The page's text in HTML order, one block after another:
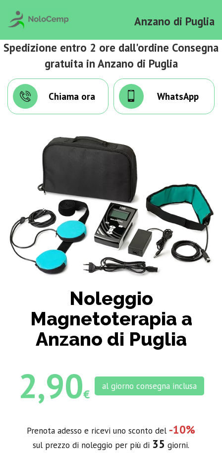
Anzano di Puglia
Spedizione entro 2 ore dall'ordine Consegna
gratuita in Anzano di Puglia
Chiama ora WhatsApp
Noleggio
Magnetoterapia a
Anzano di Puglia
2,90€
al giorno consegna inclusa
Prenota adesso e ricevi uno sconto del -10%
sul prezzo di noleggio per più di 35 giorni.